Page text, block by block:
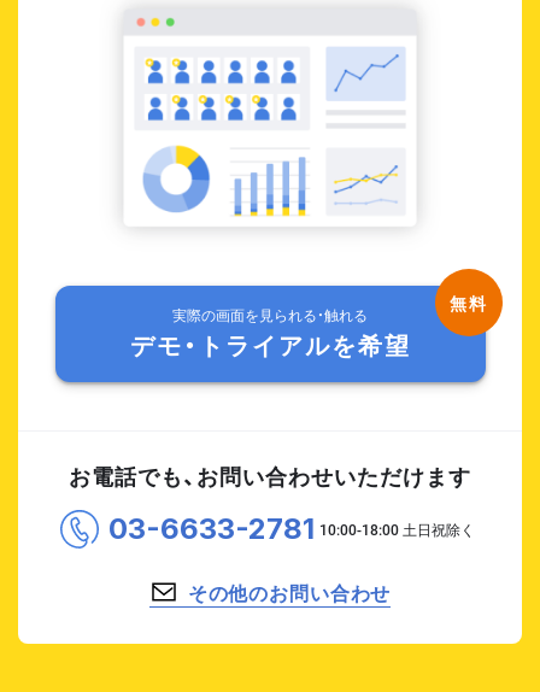
実際の画面を見られる・触れる
デモ・トライアルを希望
お電話でも、お問い合わせいただけます
03-6633-2781
その他のお問い合わせ